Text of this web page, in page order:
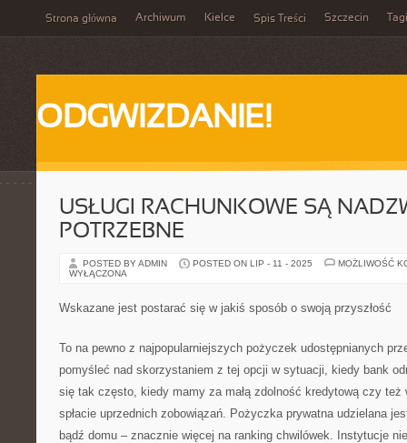
Strona główna Archiwum Kielce Spis Treści Szczecin Tagi
ODGWIZDANIE!
USŁUGI RACHUNKOWE SĄ
POTRZEBNE
POSTED BY ADMIN POSTED ON LIP - 11 - 2025
MOŻLIWOŚĆ
WYŁĄCZONA
Wskazane jest postarać się w jakiś sposób o swoją przyszłość
To na pewno z najpopularniejszych pożyczek udostępnianych
pomyśleć nad skorzystaniem z tej opcji w sytuacji, kiedy bank
się tak często, kiedy mamy za małą zdolność kredytową czy też
spłacie uprzednich zobowiązań. Pożyczka prywatna udzielana
bądź domu – znacznie więcej na ranking chwilówek. Instytucje